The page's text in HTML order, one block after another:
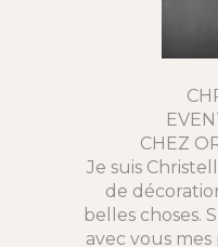
CHEZ
Je suis
de
belles choses.
avec vous